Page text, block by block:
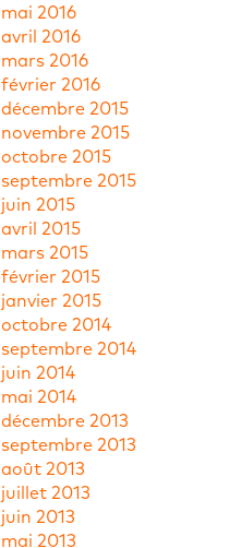
mai 2016
avril 2016
mars 2016
février 2016
décembre 2015
novembre 2015
octobre 2015
septembre 2015
juin 2015
avril 2015
mars 2015
février 2015
janvier 2015
octobre 2014
septembre 2014
juin 2014
mai 2014
décembre 2013
septembre 2013
août 2013
juillet 2013
juin 2013
mai 2013